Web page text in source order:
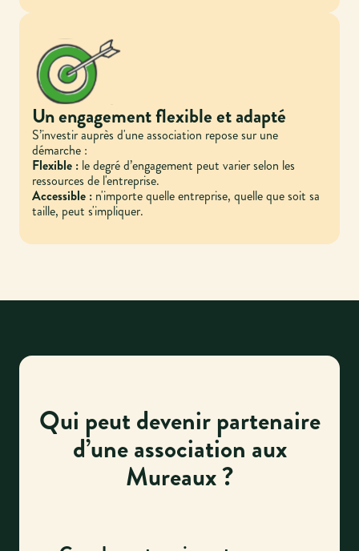
Un engagement flexible et adapté
S’investir auprès d'une association repose sur une
démarche :
Flexible : le degré d’engagement peut varier selon les
ressources de l'entreprise.
Accessible : n'importe quelle entreprise, quelle que soit sa
taille, peut s'impliquer.
Qui peut devenir partenaire
d’une association aux
Mureaux ?